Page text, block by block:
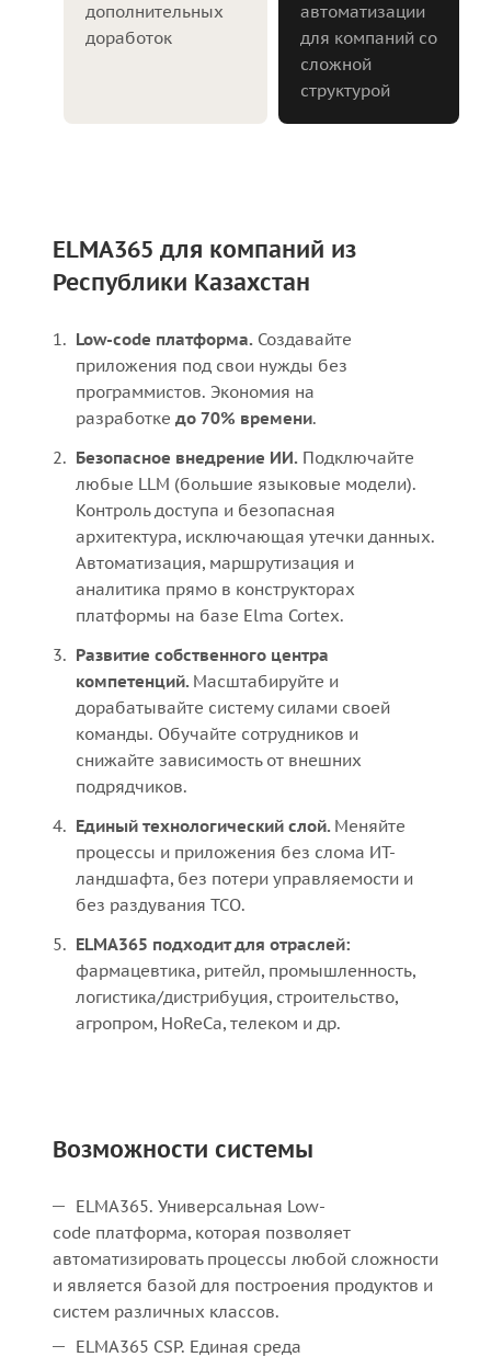
дополнительных
доработок
автоматизации
для компаний со
сложной
структурой
ELMA365 для компаний из
Республики Казахстан
Low-code платформа. Создавайте
приложения под свои нужды без
программистов. Экономия на
разработке до 70% времени.
Безопасное внедрение ИИ. Подключайте
любые LLM (большие языковые модели).
Контроль доступа и безопасная
архитектура, исключающая утечки данных.
Автоматизация, маршрутизация и
аналитика прямо в конструкторах
платформы на базе Elma Cortex.
Развитие собственного центра
компетенций. Масштабируйте и
дорабатывайте систему силами своей
команды. Обучайте сотрудников и
снижайте зависимость от внешних
подрядчиков.
Единый технологический слой. Меняйте
процессы и приложения без слома ИТ-
ландшафта, без потери управляемости и
без раздувания TCO.
ELMA365 подходит для отраслей:
фармацевтика, ритейл, промышленность,
логистика/дистрибуция, строительство,
агропром, HoReCa, телеком и др.
Возможности системы
ELMA365. Универсальная Low-
code платформа, которая позволяет
автоматизировать процессы любой сложности
и является базой для построения продуктов и
систем различных классов.
ELMA365 CSP. Единая среда